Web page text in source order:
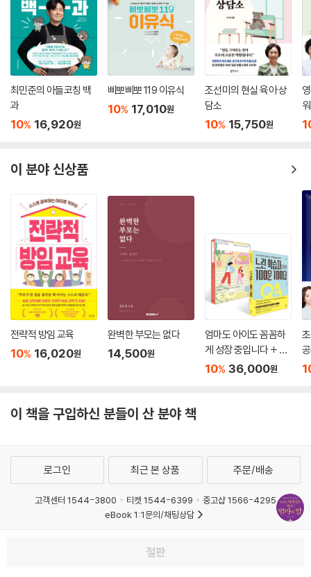
최민준의 아들코칭 백
과
10% 16,920원
삐뽀삐뽀 119 이유식
10% 17,010원
조선미의 현실 육아 상
담소
10% 15,750원
이 분야 신상품
전략적 방임 교육
10% 16,020원
완벽한 부모는 없다
14,500원
엄마도 아이도 꼼꼼하
게 성장 중입니다 + 느
린 학습자를 위한 100
10% 36,000원
이 책을 구입하신 분들이 산 분야 책
절판
로그인 최근 본 상품 주문/배송
고객센터 1544-3800 티켓 1544-6399
중고샵 1566-4295
eBook 1:1문의/채팅상담
개인정보처리방침